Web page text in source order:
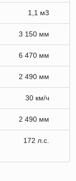
1,1 м3
3 150 мм
6 470 мм
2 490 мм
30 км/ч
2 490 мм
172 л.с.